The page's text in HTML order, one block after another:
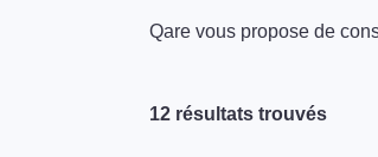
Qare vous propose de
12 résultats trouvés